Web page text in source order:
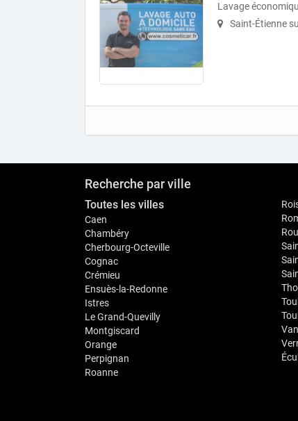
Lavage
Saint-Étienne
Recherche par ville
Toutes les villes
Caen
Chambéry
Cherbourg-Octeville
Cognac
Crémieu
Ensuès-la-Redonne
Istres
Le Grand-Quevilly
Montgiscard
Orange
Perpignan
Roanne